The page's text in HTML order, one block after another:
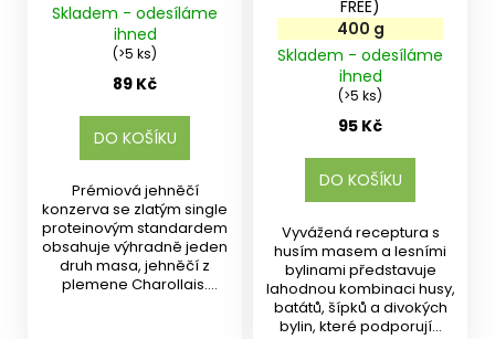
Skladem - odesíláme
ihned
(>5 ks)
89 Kč
DO KOŠÍKU
Prémiová jehněčí
konzerva se zlatým single
proteinovým standardem
obsahuje výhradně jeden
druh masa, jehněčí z
plemene Charollais.
400 g
Skladem - odesíláme
ihned
(>5 ks)
95 Kč
DO KOŠÍKU
Vyvážená receptura s
husím masem a lesními
bylinami představuje
lahodnou kombinaci husy,
batátů, šípků a divokých
bylin, které podporují...